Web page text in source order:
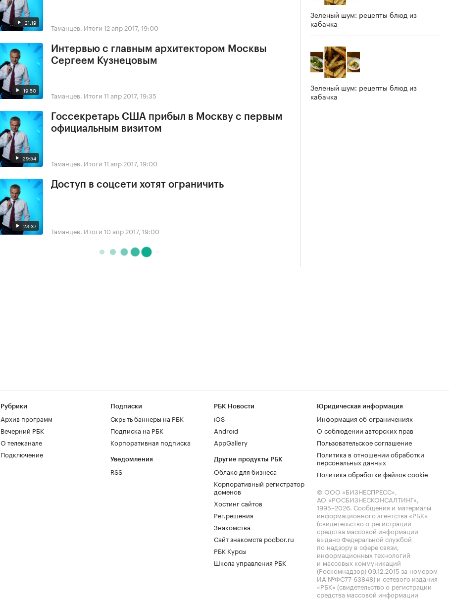
21:19 Таманцев. Итоги 12 апр 2017, 19:00
19:50
Интервью с главным архитектором Москвы
Сергеем Кузнецовым
Таманцев. Итоги 11 апр 2017, 19:35
29:54
Госсекретарь США прибыл в Москву с первым
официальным визитом
Таманцев. Итоги 11 апр 2017, 19:00
23:37
Доступ в соцсети хотят ограничить
Таманцев. Итоги 10 апр 2017, 19:00
Зеленый шум: рецепты блюд из
кабачка
Зеленый шум: рецепты блюд из
кабачка
Рубрики
Архив программ
Вечерний РБК
О телеканале
Подключение
Подписки
Скрыть баннеры на РБК
Подписка на РБК
Корпоративная подписка
Уведомления
RSS
РБК Новости
iOS
Android
AppGallery
Другие продукты РБК
Облако для бизнеса
Корпоративный регистратор
доменов
Хостинг сайтов
Рег.решения
Знакомства
Сайт знакомств podbor.ru
РБК Курсы
Школа управления РБК
Юридическая информация
Информация об ограничениях
О соблюдении авторских прав
Пользовательское соглашение
Политика в отношении обработки
персональных данных
Политика обработки файлов cookie
© ООО «БИЗНЕСПРЕСС»,
АО «РОСБИЗНЕСКОНСАЛТИНГ»,
1995–2026. Сообщения и материалы
информационного агентства «РБК»
(свидетельство о регистрации
средства массовой информации
выдано Федеральной службой
по надзору в сфере связи,
информационных технологий
и массовых коммуникаций
(Роскомнадзор) 09.12.2015 за номером
ИА №ФС77-63848) и сетевого издания
«РБК» (свидетельство о регистрации
средства массовой информации